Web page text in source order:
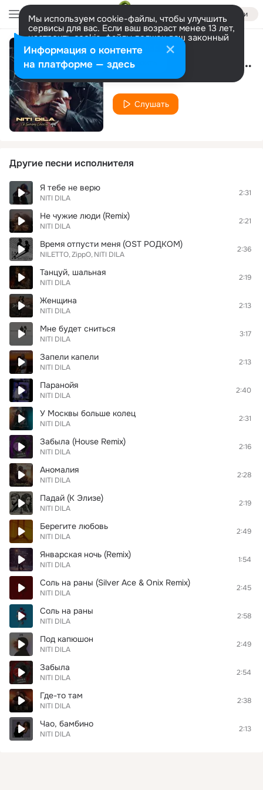
Войти
Мы используем cookie-файлы, чтобы улучшить
сервисы для вас. Если ваш возраст менее 13 лет,
настроить cookie-файлы должен ваш законный
представитель. Больше информации
Разрешить все Настроить По битому стеклу (Remix)
NITI DILA
Слушать
Другие песни исполнителя
Я тебе не верю
NITI DILA
2:31
Не чужие люди (Remix)
NITI DILA
2:21
Время отпусти меня (OST РОДКОМ)
NILETTO ZippO NITI DILA
2:36
Танцуй, шальная
NITI DILA
2:19
Женщина
NITI DILA
2:13
Мне будет сниться
NITI DILA
3:17
Запели капели
NITI DILA
2:13
Паранойя
NITI DILA
2:40
У Москвы больше колец
NITI DILA
2:31
Забыла (House Remix)
NITI DILA
2:16
Аномалия
NITI DILA
2:28
Падай (К Элизе)
NITI DILA
2:19
Берегите любовь
NITI DILA
2:49
Январская ночь (Remix)
NITI DILA
1:54
Соль на раны (Silver Ace & Onix Remix)
NITI DILA
2:45
Соль на раны
NITI DILA
2:58
Под капюшон
NITI DILA
2:49
Забыла
NITI DILA
2:54
Где-то там
NITI DILA
2:38
Чао, бамбино
NITI DILA
2:13
Информация о контенте
на платформе — здесь